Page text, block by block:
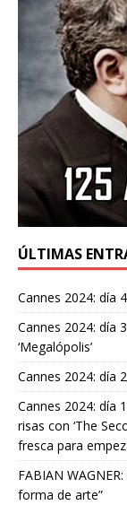
ÚLTIMAS
Cannes 2024: día
Cannes 2024: día
‘Megalópolis’
Cannes 2024: día
Cannes 2024: día
risas con ‘The
fresca para
FABIAN
forma de arte”